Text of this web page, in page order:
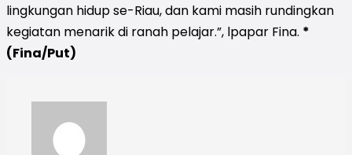
lingkungan hidup se-Riau, dan kami masih rundingkan
kegiatan menarik di ranah pelajar.”, lpapar Fina. *
(Fina/Put)